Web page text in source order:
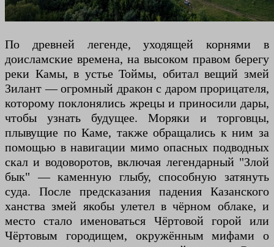
По древней легенде, уходящей корнями в
доисламские времена, на высоком правом берегу
реки Камы, в устье Тоймы, обитал вещий змей
Зилант — огромный дракон с даром прорицателя,
которому поклонялись жрецы и приносили дары,
чтобы узнать будущее. Моряки и торговцы,
плывущие по Каме, также обращались к ним за
помощью в навигации мимо опасных подводных
скал и водоворотов, включая легендарный "Злой
бык" — каменную глыбу, способную затянуть
суда. После предсказания падения Казанского
ханства змей якобы улетел в чёрном облаке, и
место стало именоваться Чёртовой горой или
Чёртовым городищем, окружённым мифами о